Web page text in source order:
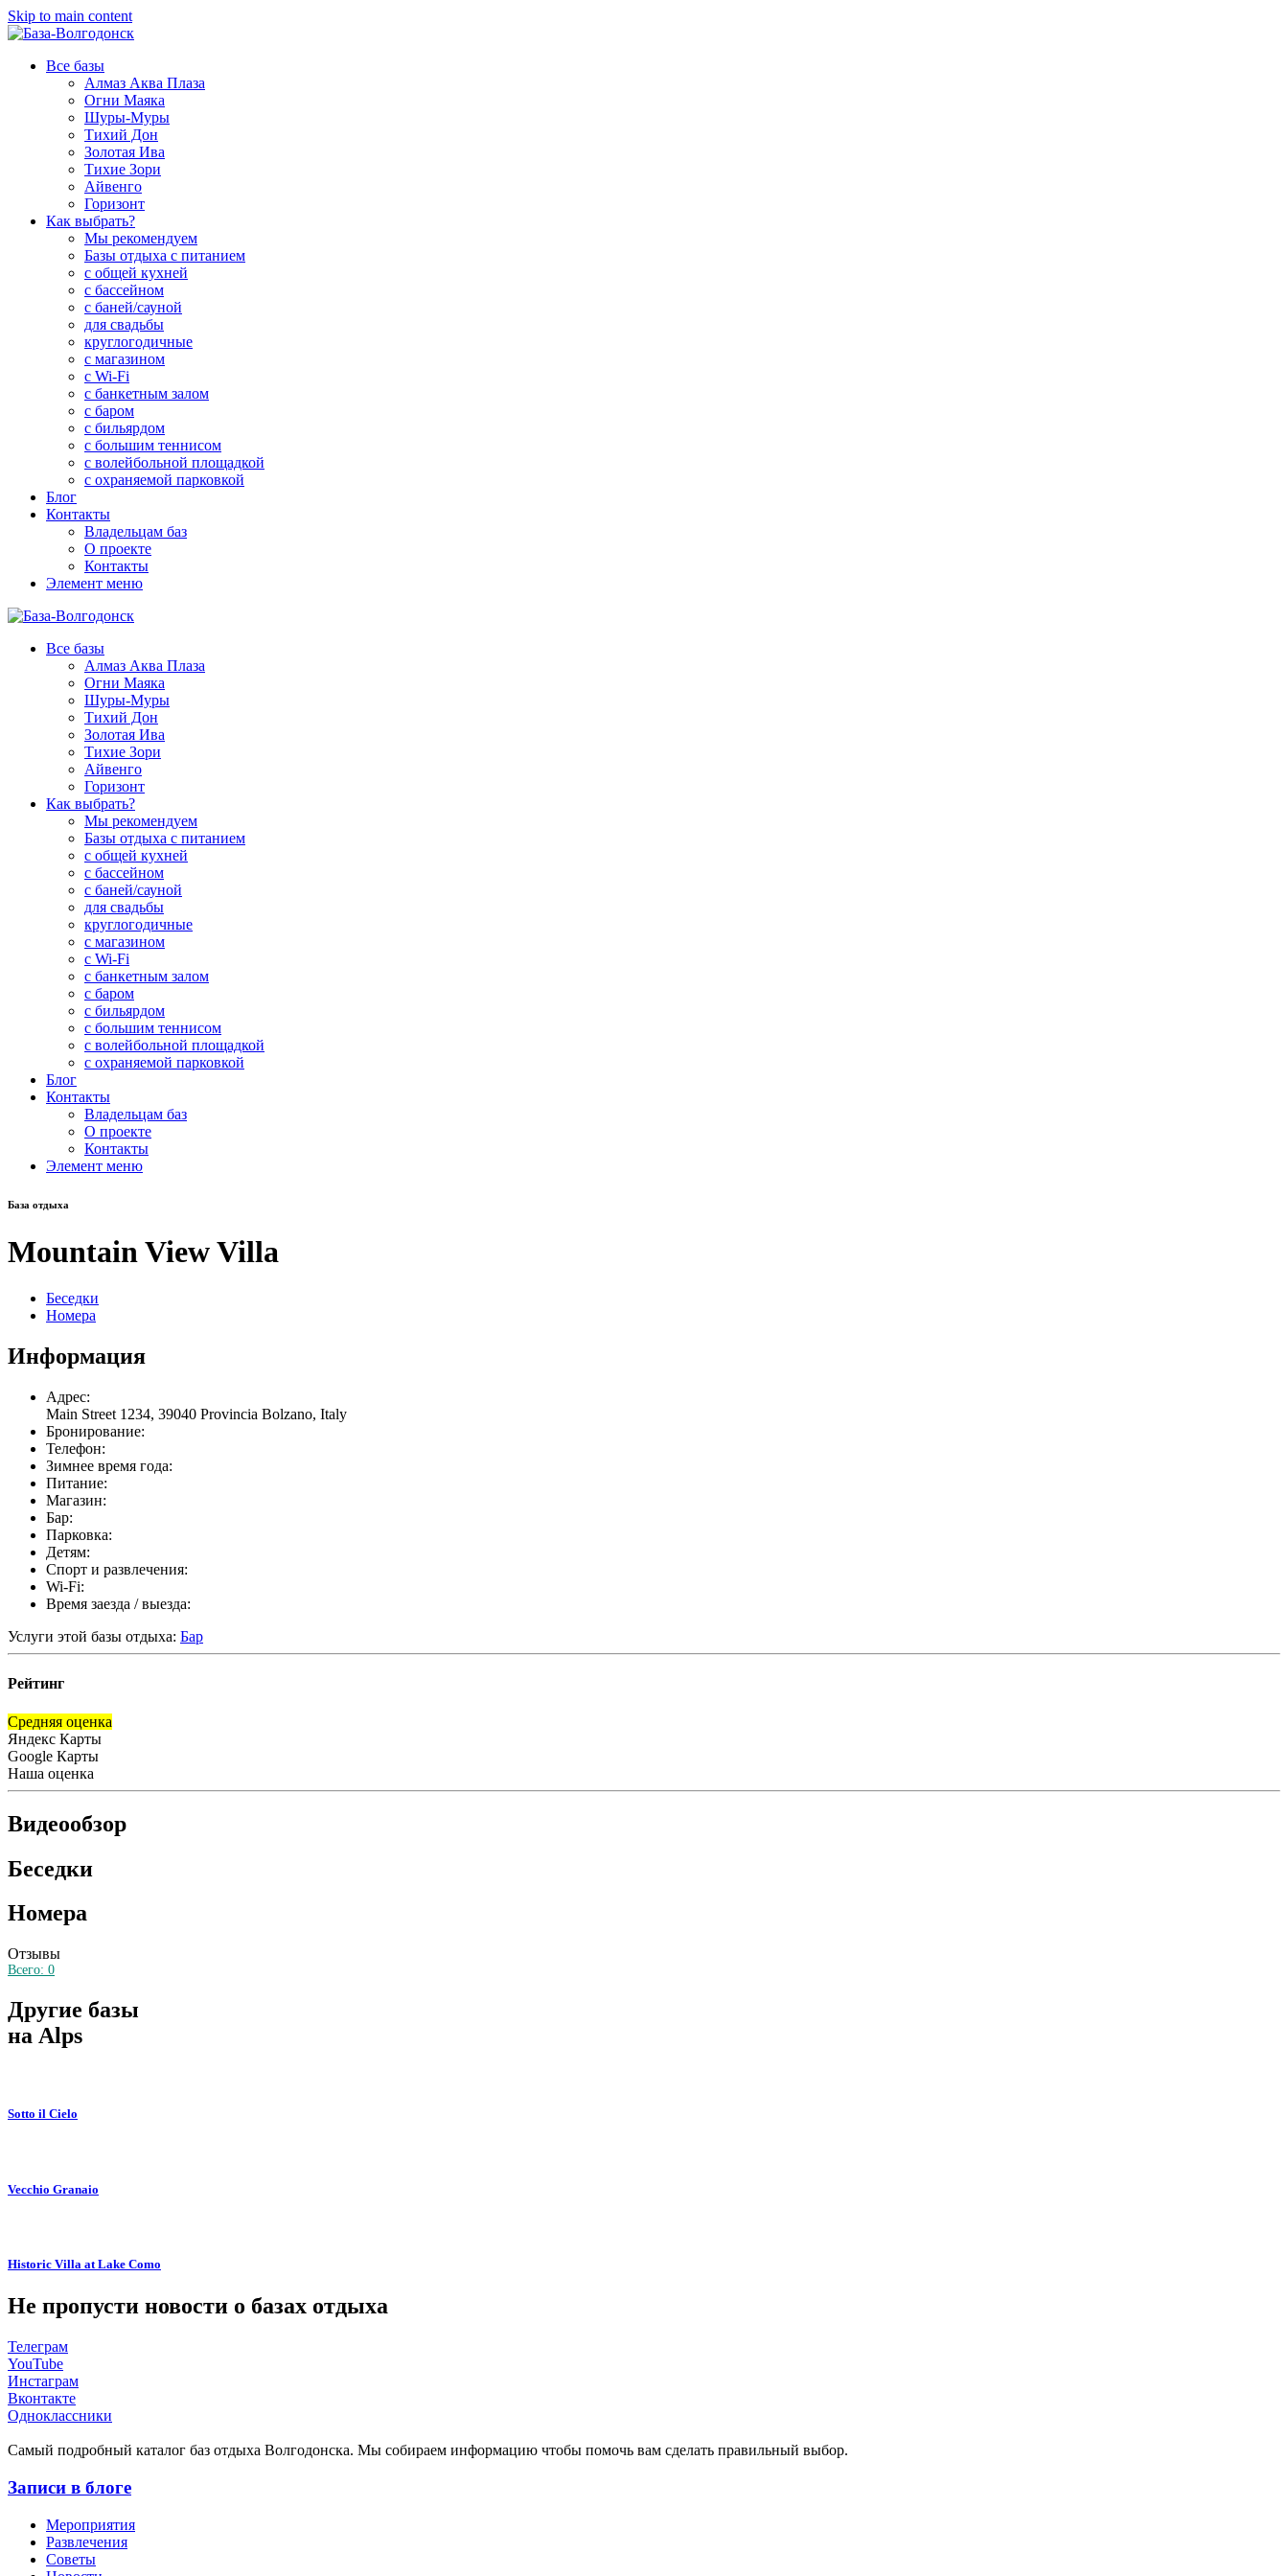
Skip to main content
Все базы
Алмаз Аква Плаза
Огни Маяка
Шуры-Муры
Тихий Дон
Золотая Ива
Тихие Зори
Айвенго
Горизонт
Как выбрать?
Мы рекомендуем
Базы отдыха с питанием
с общей кухней
с бассейном
с баней/сауной
для свадьбы
круглогодичные
с магазином
с Wi-Fi
с банкетным залом
с баром
с бильярдом
с большим теннисом
с волейбольной площадкой
с охраняемой парковкой
Блог
Контакты
Владельцам баз
О проекте
Контакты
Элемент меню
Все базы
Алмаз Аква Плаза
Огни Маяка
Шуры-Муры
Тихий Дон
Золотая Ива
Тихие Зори
Айвенго
Горизонт
Как выбрать?
Мы рекомендуем
Базы отдыха с питанием
с общей кухней
с бассейном
с баней/сауной
для свадьбы
круглогодичные
с магазином
с Wi-Fi
с банкетным залом
с баром
с бильярдом
с большим теннисом
с волейбольной площадкой
с охраняемой парковкой
Блог
Контакты
Владельцам баз
О проекте
Контакты
Элемент меню
База отдыха
Mountain View Villa
Беседки
Номера
Информация
Адрес:
Main Street 1234, 39040 Provincia Bolzano, Italy
Бронирование:
Телефон:
Зимнее время года:
Питание:
Магазин:
Бар:
Парковка:
Детям:
Спорт и развлечения:
Wi-Fi:
Время заезда / выезда:
Услуги этой базы отдыха: Бар
Рейтинг
Средняя оценка
Яндекс Карты
Google Карты
Наша оценка
Видеообзор
Беседки
Номера
Отзывы
Всего: 0
Другие базы
на Alps
Sotto il Cielo
Vecchio Granaio
Historic Villa at Lake Como
Не пропусти новости о базах отдыха
Телеграм
YouTube
Инстаграм
Вконтакте
Одноклассники
Cамый подробный каталог баз отдыха Волгодонска. Мы собираем информацию чтобы помочь вам сделать правильный выбор.
Записи в блоге
Мероприятия
Развлечения
Советы